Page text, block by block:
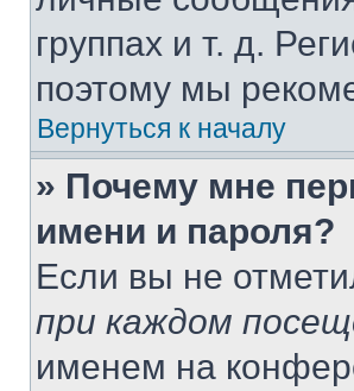
группах и т. д.
поэтому мы
Вернуться к началу
» Почему мне
имени и пароля?
Если вы не
при каждом
именем на